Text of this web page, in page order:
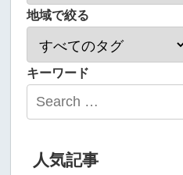
地域で絞る
キーワード
人気記事